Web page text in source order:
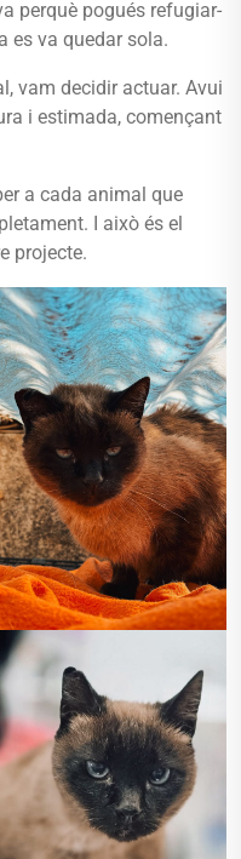
perquè pogués refugiar-
es va quedar sola.
vam decidir actuar. Avui
i estimada, començant
a cada animal que
I això és el
projecte.